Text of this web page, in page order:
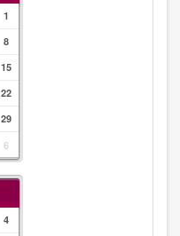
1
8
15
22
29
6
4